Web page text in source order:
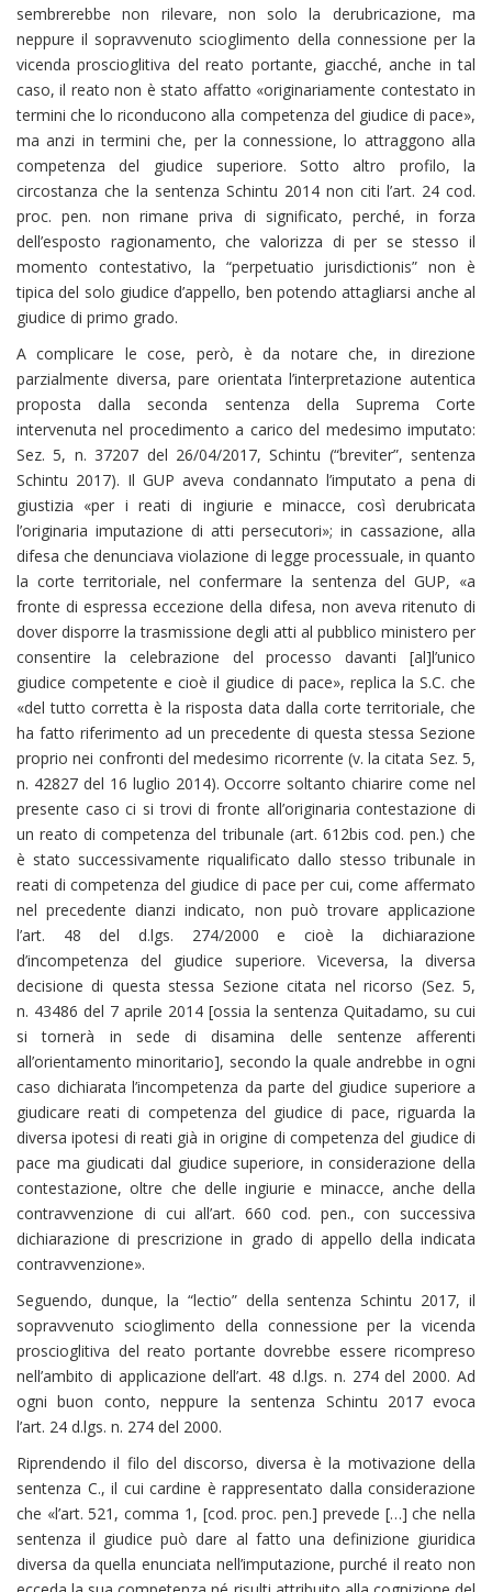
sembrerebbe non rilevare, non solo la derubricazione, ma
neppure il sopravvenuto scioglimento della connessione per la
vicenda proscioglitiva del reato portante, giacché, anche in tal
caso, il reato non è stato affatto «originariamente contestato in
termini che lo riconducono alla competenza del giudice di pace»,
ma anzi in termini che, per la connessione, lo attraggono alla
competenza del giudice superiore. Sotto altro profilo, la
circostanza che la sentenza Schintu 2014 non citi l’art. 24 cod.
proc. pen. non rimane priva di significato, perché, in forza
dell’esposto ragionamento, che valorizza di per se stesso il
momento contestativo, la “perpetuatio jurisdictionis” non è
tipica del solo giudice d’appello, ben potendo attagliarsi anche al
giudice di primo grado.
A complicare le cose, però, è da notare che, in direzione
parzialmente diversa, pare orientata l’interpretazione autentica
proposta dalla seconda sentenza della Suprema Corte
intervenuta nel procedimento a carico del medesimo imputato:
Sez. 5, n. 37207 del 26/04/2017, Schintu (“breviter”, sentenza
Schintu 2017). Il GUP aveva condannato l’imputato a pena di
giustizia «per i reati di ingiurie e minacce, così derubricata
l’originaria imputazione di atti persecutori»; in cassazione, alla
difesa che denunciava violazione di legge processuale, in quanto
la corte territoriale, nel confermare la sentenza del GUP, «a
fronte di espressa eccezione della difesa, non aveva ritenuto di
dover disporre la trasmissione degli atti al pubblico ministero per
consentire la celebrazione del processo davanti [al]l’unico
giudice competente e cioè il giudice di pace», replica la S.C. che
«del tutto corretta è la risposta data dalla corte territoriale, che
ha fatto riferimento ad un precedente di questa stessa Sezione
proprio nei confronti del medesimo ricorrente (v. la citata Sez. 5,
n. 42827 del 16 luglio 2014). Occorre soltanto chiarire come nel
presente caso ci si trovi di fronte all’originaria contestazione di
un reato di competenza del tribunale (art. 612bis cod. pen.) che
è stato successivamente riqualificato dallo stesso tribunale in
reati di competenza del giudice di pace per cui, come affermato
nel precedente dianzi indicato, non può trovare applicazione
l’art. 48 del d.lgs. 274/2000 e cioè la dichiarazione
d’incompetenza del giudice superiore. Viceversa, la diversa
decisione di questa stessa Sezione citata nel ricorso (Sez. 5,
n. 43486 del 7 aprile 2014 [ossia la sentenza Quitadamo, su cui
si tornerà in sede di disamina delle sentenze afferenti
all’orientamento minoritario], secondo la quale andrebbe in ogni
caso dichiarata l’incompetenza da parte del giudice superiore a
giudicare reati di competenza del giudice di pace, riguarda la
diversa ipotesi di reati già in origine di competenza del giudice di
pace ma giudicati dal giudice superiore, in considerazione della
contestazione, oltre che delle ingiurie e minacce, anche della
contravvenzione di cui all’art. 660 cod. pen., con successiva
dichiarazione di prescrizione in grado di appello della indicata
contravvenzione».
Seguendo, dunque, la “lectio” della sentenza Schintu 2017, il
sopravvenuto scioglimento della connessione per la vicenda
proscioglitiva del reato portante dovrebbe essere ricompreso
nell’ambito di applicazione dell’art. 48 d.lgs. n. 274 del 2000. Ad
ogni buon conto, neppure la sentenza Schintu 2017 evoca
l’art. 24 d.lgs. n. 274 del 2000.
Riprendendo il filo del discorso, diversa è la motivazione della
sentenza C., il cui cardine è rappresentato dalla considerazione
che «l’art. 521, comma 1, [cod. proc. pen.] prevede […] che nella
sentenza il giudice può dare al fatto una definizione giuridica
diversa da quella enunciata nell’imputazione, purché il reato non